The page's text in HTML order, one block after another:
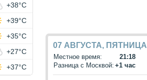
07 АВГУСТА, ПЯТНИЦА
Местное время:
21:18
Разница с Москвой: +1 час
+38°C
+39°C
+35°C
+27°C
+37°C